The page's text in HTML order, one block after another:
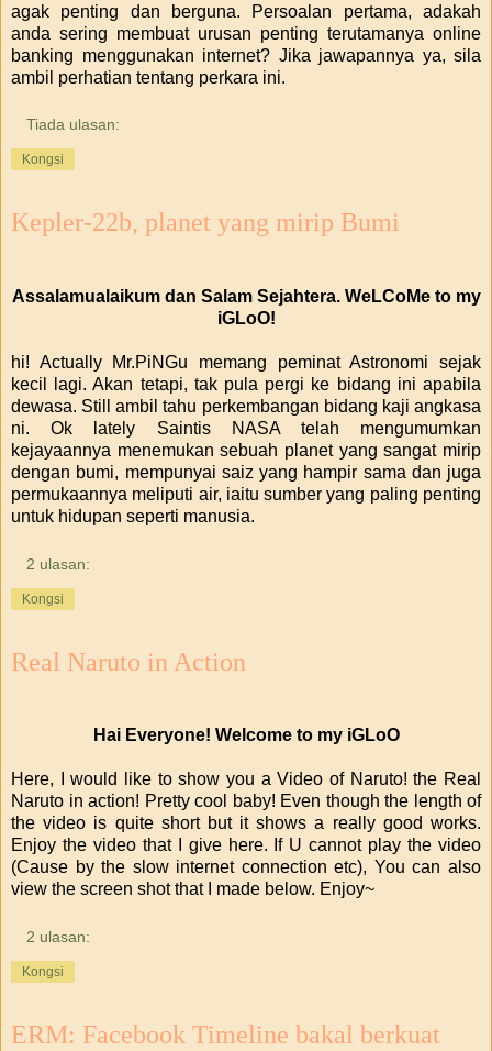
agak penting dan berguna. Persoalan pertama, adakah
anda sering membuat urusan penting terutamanya online
banking menggunakan internet? Jika jawapannya ya, sila
ambil perhatian tentang perkara ini.
Tiada ulasan:
Kongsi
Kepler-22b, planet yang mirip Bumi
Assalamualaikum dan Salam Sejahtera. WeLCoMe to my
iGLoO!
hi! Actually Mr.PiNGu memang peminat Astronomi sejak
kecil lagi. Akan tetapi, tak pula pergi ke bidang ini apabila
dewasa. Still ambil tahu perkembangan bidang kaji angkasa
ni. Ok lately Saintis NASA telah mengumumkan
kejayaannya menemukan sebuah planet yang sangat mirip
dengan bumi, mempunyai saiz yang hampir sama dan juga
permukaannya meliputi air, iaitu sumber yang paling penting
untuk hidupan seperti manusia.
2 ulasan:
Kongsi
Real Naruto in Action
Hai Everyone! Welcome to my iGLoO
Here, I would like to show you a Video of Naruto! the Real
Naruto in action! Pretty cool baby! Even though the length of
the video is quite short but it shows a really good works.
Enjoy the video that I give here. If U cannot play the video
(Cause by the slow internet connection etc), You can also
view the screen shot that I made below. Enjoy~
2 ulasan:
Kongsi
ERM: Facebook Timeline bakal berkuat